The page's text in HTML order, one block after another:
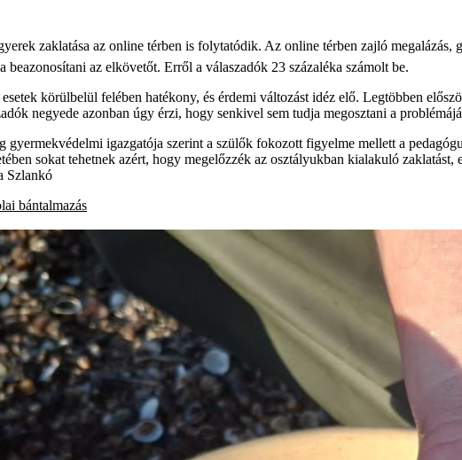
zaklatása az online térben is folytatódik. Az online térben zajló
beazonosítani az elkövetőt. Erről a válaszadók 23 százaléka számolt be.
körülbelül felében hatékony, és érdemi változást idéz elő. Legtöbben
negyede azonban úgy érzi, hogy senkivel sem tudja megosztani a
igazgatója szerint a szülők fokozott figyelme mellett a
sokat tehetnek azért, hogy megelőzzék az osztályukban kialakuló
Szlankó
bántalmazás